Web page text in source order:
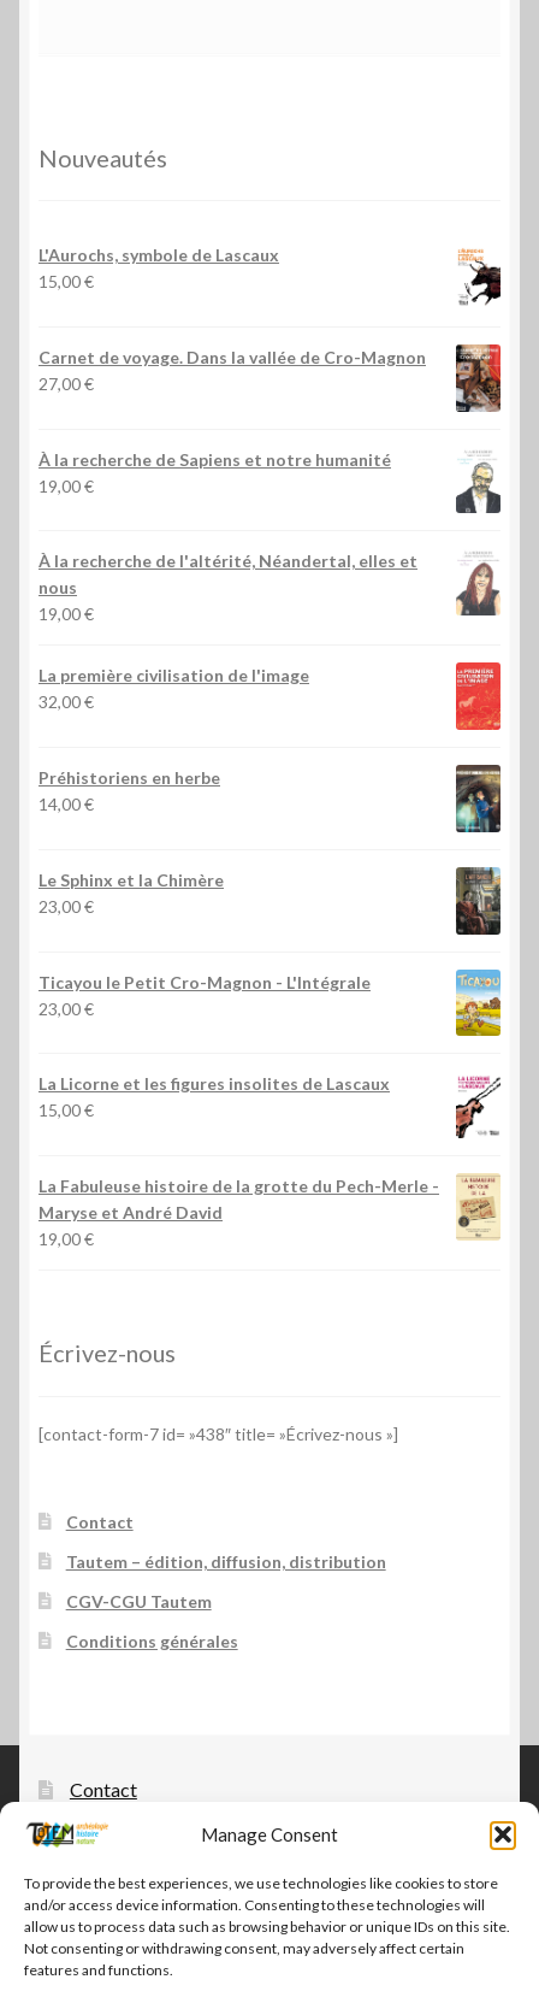
Manage Consent
To provide the best experiences, we use technologies like cookies to store
and/or access device information. Consenting to these technologies will
allow us to process data such as browsing behavior or unique IDs on this site.
Not consenting or withdrawing consent, may adversely affect certain
features and functions.
Nouveautés
L'Aurochs, symbole de Lascaux
15,00€
Carnet de voyage. Dans la vallée de Cro-Magnon
27,00€
À la recherche de Sapiens et notre humanité
19,00€
À la recherche de l'altérité, Néandertal, elles et
nous
19,00€
La première civilisation de l'image
32,00€
Préhistoriens en herbe
14,00€
Le Sphinx et la Chimère
23,00€
Ticayou le Petit Cro-Magnon - L'Intégrale
23,00€
La Licorne et les figures insolites de Lascaux
15,00€
La Fabuleuse histoire de la grotte du Pech-Merle -
Maryse et André David
19,00€
Écrivez-nous
[contact-form-7 id= »438″ title= »Écrivez-nous »]
Contact
Tautem – édition, diffusion, distribution
CGV-CGU Tautem
Conditions générales
Contact
Tautem – édition, diffusion, distribution
CGV-CGU Tautem
Conditions générales